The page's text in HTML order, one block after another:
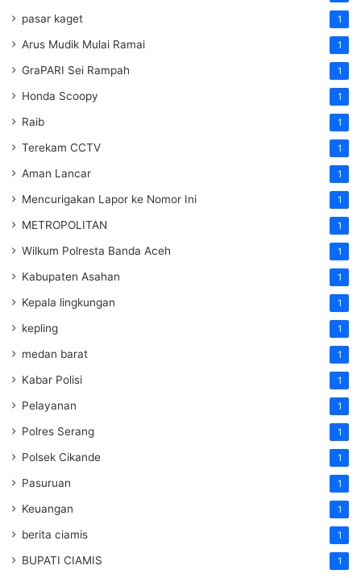
pasar kaget 1
Arus Mudik Mulai Ramai 1
GraPARI Sei Rampah 1
Honda Scoopy 1
Raib 1
Terekam CCTV 1
Aman Lancar 1
Mencurigakan Lapor ke Nomor Ini 1
METROPOLITAN 1
Wilkum Polresta Banda Aceh 1
Kabupaten Asahan 1
Kepala lingkungan 1
kepling 1
medan barat 1
Kabar Polisi 1
Pelayanan 1
Polres Serang 1
Polsek Cikande 1
Pasuruan 1
Keuangan 1
berita ciamis 1
BUPATI CIAMIS 1